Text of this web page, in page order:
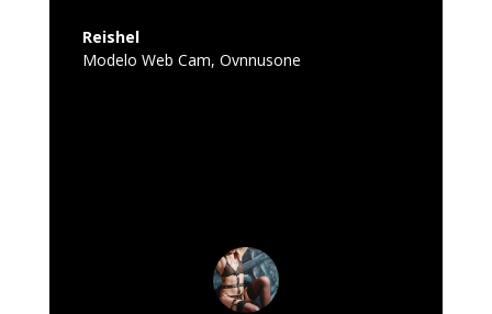
Reishel
Modelo Web Cam, Ovnnusone